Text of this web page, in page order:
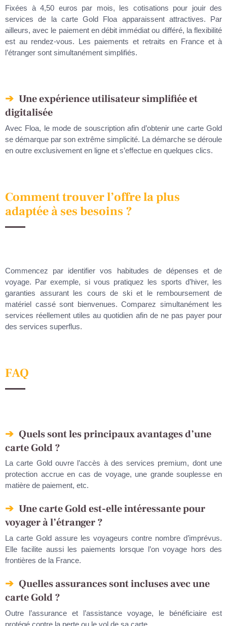
Fixées à 4,50 euros par mois, les cotisations pour jouir des
services de la carte Gold Floa apparaissent attractives. Par
ailleurs, avec le paiement en débit immédiat ou différé, la flexibilité
est au rendez-vous. Les paiements et retraits en France et à
l’étranger sont simultanément simplifiés.
Une expérience utilisateur simplifiée et
digitalisée
Avec Floa, le mode de souscription afin d’obtenir une carte Gold
se démarque par son extrême simplicité. La démarche se déroule
en outre exclusivement en ligne et s’effectue en quelques clics.
Comment trouver l’offre la plus
adaptée à ses besoins ?
Commencez par identifier vos habitudes de dépenses et de
voyage. Par exemple, si vous pratiquez les sports d’hiver, les
garanties assurant les cours de ski et le remboursement de
matériel cassé sont bienvenues. Comparez simultanément les
services réellement utiles au quotidien afin de ne pas payer pour
des services superflus.
FAQ
Quels sont les principaux avantages d’une
carte Gold ?
La carte Gold ouvre l’accès à des services premium, dont une
protection accrue en cas de voyage, une grande souplesse en
matière de paiement, etc.
Une carte Gold est-elle intéressante pour
voyager à l’étranger ?
La carte Gold assure les voyageurs contre nombre d’imprévus.
Elle facilite aussi les paiements lorsque l’on voyage hors des
frontières de la France.
Quelles assurances sont incluses avec une
carte Gold ?
Outre l’assurance et l’assistance voyage, le bénéficiaire est
protégé contre la perte ou le vol de sa carte.